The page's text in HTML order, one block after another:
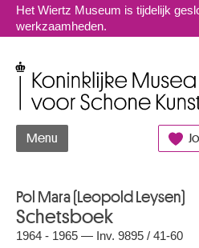
Het Wiertz Museum is tijdelijk
werkzaamheden.
Menu
Pol Mara (Leopold Leysen)
Schetsboek
1964 - 1965 — Inv. 9895 / 41-60